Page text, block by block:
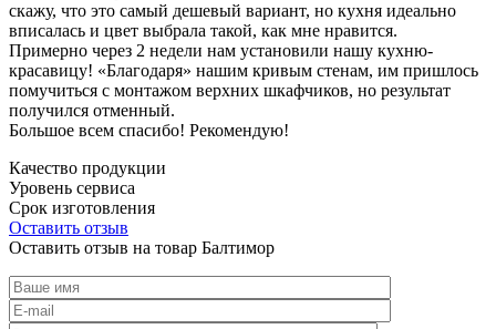
скажу, что это самый дешевый вариант, но кухня идеально
вписалась и цвет выбрала такой, как мне нравится.
Примерно через 2 недели нам установили нашу кухню-
красавицу! «Благодаря» нашим кривым стенам, им пришлось
помучиться с монтажом верхних шкафчиков, но результат
получился отменный.
Большое всем спасибо! Рекомендую!
Качество продукции
Уровень сервиса
Срок изготовления
Оставить отзыв
Оставить отзыв на товар Балтимор